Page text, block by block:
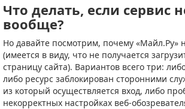
Что делать, если сервис
вообще?
Но давайте посмотрим, почему «Майл.Ру»
(имеется в виду, что не получается
страницу сайта). Вариантов всего три:
либо ресурс заблокирован сторонними
из который осуществляется вход, либо
некорректных настройках веб-